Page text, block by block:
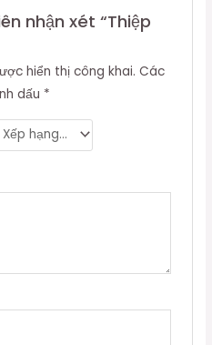
nhận xét “Thiệp
hiển thị công khai. Các
dấu *